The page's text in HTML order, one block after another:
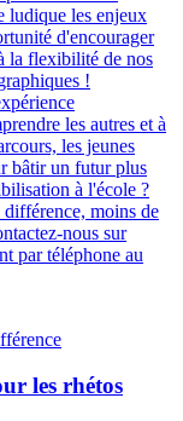
ludique les enjeux
d'encourager
la flexibilité de nos
!
les autres et à
les jeunes
bâtir un futur plus
à l'école ?
moins de
nous sur
par téléphone au
les rhétos